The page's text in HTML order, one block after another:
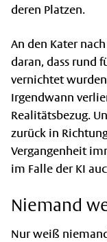
deren Platzen.
An den Kater
daran, dass rund
vernichtet
Irgendwann
Realitätsbezug.
zurück in
Vergangenheit
im Falle der KI
Niemand
Nur weiß